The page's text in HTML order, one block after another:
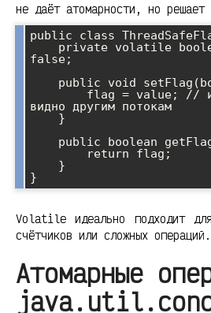
не даёт атомарности, но
public class
false;
видно другим потокам
Volatile идеально подходит
счётчиков или сложных операций.
Атомарные